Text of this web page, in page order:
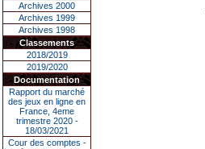
Archives 2000
Archives 1999
Archives 1998
Classements
2018/2019
2019/2020
Documentation
Rapport du marché
des jeux en ligne en
France, 4eme
trimestre 2020 -
18/03/2021
Cour des comptes -